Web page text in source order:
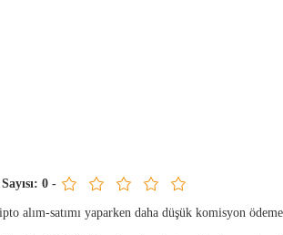
0-
alım-satımı yaparken daha düşük komisyon